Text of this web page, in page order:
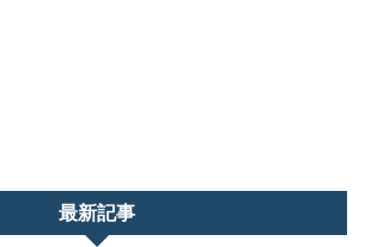
最新記事